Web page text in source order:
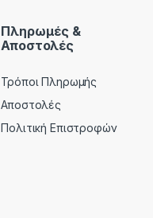
Πληρωμές &
Αποστολές
Τρόποι Πληρωμής
Αποστολές
Πολιτική Επιστροφών